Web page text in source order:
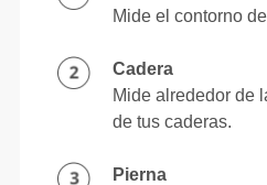
Mide el contorno
Cadera
Mide alrededor de
de tus caderas.
Pierna